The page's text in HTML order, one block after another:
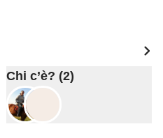
Chi c’è? (2)